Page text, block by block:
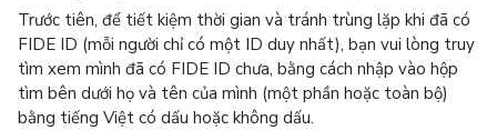
Trước tiên, để tiết kiệm thời gian và tránh trùng lặp khi đã có
FIDE ID (mỗi người chỉ có một ID duy nhất), bạn vui lòng truy
tìm xem mình đã có FIDE ID chưa, bằng cách nhập vào hộp
tìm bên dưới họ và tên của mình (một phần hoặc toàn bộ)
bằng tiếng Việt có dấu hoặc không dấu.